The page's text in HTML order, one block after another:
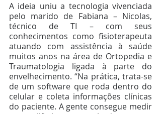
A ideia uniu a tecnologia vivenciada
pelo marido de Fabiana – Nicolas,
técnico de TI – com seus
conhecimentos como fisioterapeuta
atuando com assistência à saúde
muitos anos na área de Ortopedia e
Traumatologia ligada à parte do
envelhecimento. “Na prática, trata-se
de um software que roda dentro do
celular e coleta informações clínicas
do paciente. A gente consegue medir